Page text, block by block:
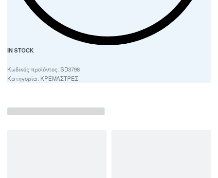
IN STOCK
SD3798
Κατηγορία: ΚΡΕΜΑΣΤΡΕΣ